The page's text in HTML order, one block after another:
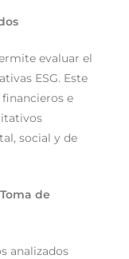
evaluar el
ESG. Este
e
social y de
de
analizados